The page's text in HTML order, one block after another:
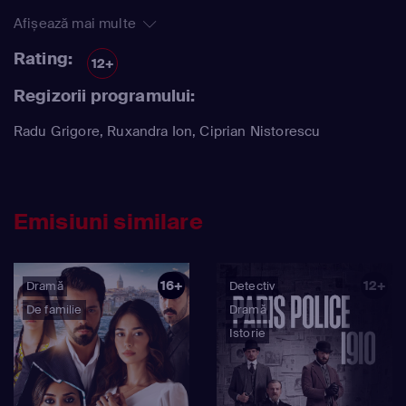
Afișează mai multe
Rating: 12+
Regizorii programului:
Radu Grigore, Ruxandra Ion, Ciprian Nistorescu
Emisiuni similare
Dramă
De familie
16+
Detectiv
Dramă
Istorie
12+